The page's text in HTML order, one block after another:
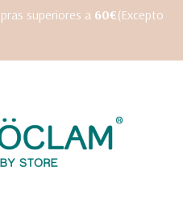
superiores a 60€(Excepto